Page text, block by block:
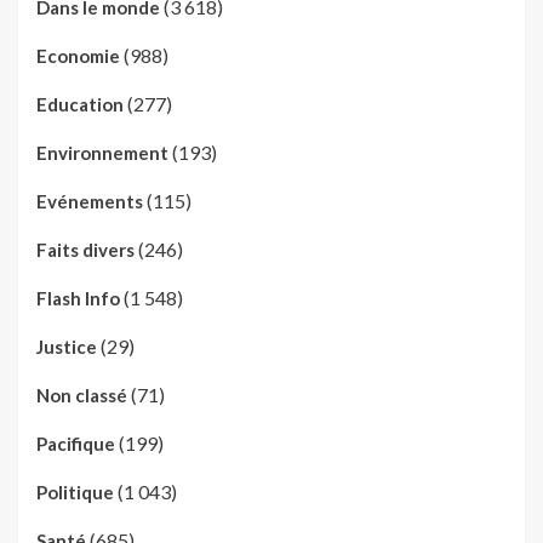
Dans le monde (3 618)
Economie (988)
Education (277)
Environnement (193)
Evénements(115)
Faits divers(246)
Flash Info(1 548)
Justice (29)
Non classé (71)
Pacifique (199)
Politique (1 043)